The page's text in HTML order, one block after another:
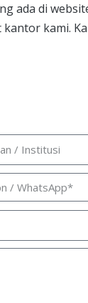
ada di
kami.